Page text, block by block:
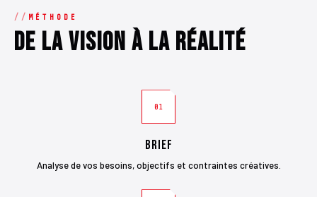
MÉTHODE
De la vision à la réalité
01
Brief
Analyse de vos besoins, objectifs et contraintes créatives.